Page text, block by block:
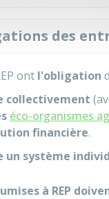
des
ont l'obligation
collectivement
éco-organismes
financière.
un système
à REP